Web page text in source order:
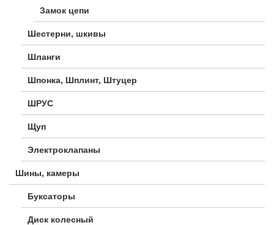
Замок цепи
Шестерни, шкивы
Шланги
Шпонка, Шплинт, Штуцер
ШРУС
Щуп
Электроклапаны
Шины, камеры
Буксаторы
Диск колесный